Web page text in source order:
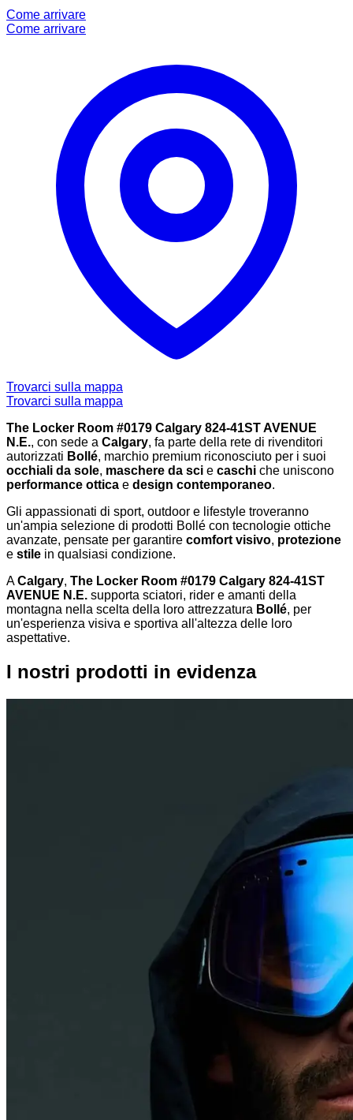
Come arrivare
Come arrivare
Trovarci sulla mappa
Trovarci sulla mappa
The Locker Room #0179 Calgary 824-41ST AVENUE
N.E., con sede a Calgary, fa parte della rete di rivenditori
autorizzati Bollé, marchio premium riconosciuto per i suoi
occhiali da sole, maschere da sci e caschi che uniscono
performance ottica e design contemporaneo.
Gli appassionati di sport, outdoor e lifestyle troveranno
un'ampia selezione di prodotti Bollé con tecnologie ottiche
avanzate, pensate per garantire comfort visivo, protezione
e stile in qualsiasi condizione.
ACalgary, The Locker Room #0179 Calgary 824-41ST
AVENUE N.E. supporta sciatori, rider e amanti della
montagna nella scelta della loro attrezzatura Bollé, per
un'esperienza visiva e sportiva all'altezza delle loro
aspettative.
I nostri prodotti in evidenza